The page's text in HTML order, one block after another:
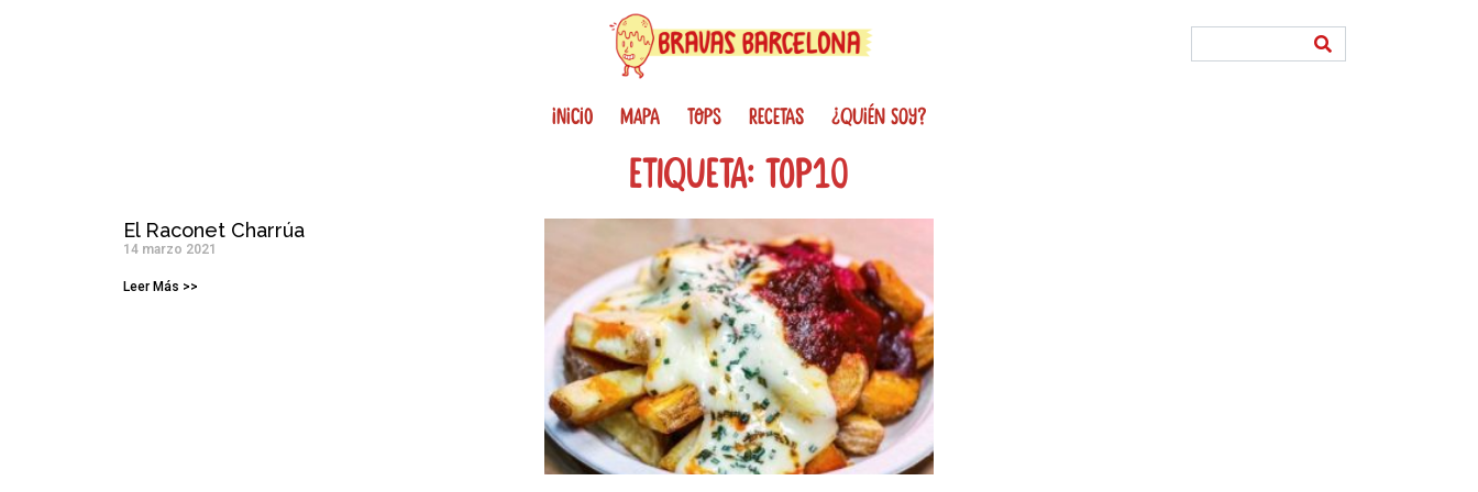
INICIO MAPA TOPS RECETAS ¿QUIÉN SOY?
Etiqueta: top10
El Raconet Charrúa
14 marzo 2021
Leer Más >>